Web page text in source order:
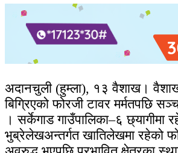
अदानचुली (हुम्ला), १३ वैशाख।
बिग्रिएको फोरजी टावर मर्मतपछि
। सर्केगाड गाउँपालिका–६ छ्यागीमा
भुब्रेलेखअन्तर्गत खातिलेखमा रहेको